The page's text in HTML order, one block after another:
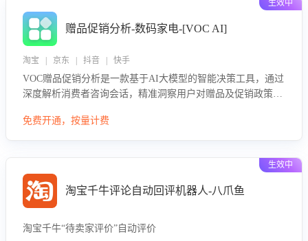
生效中
赠品促销分析-数码家电-[VOC AI]
淘宝 | 京东 | 抖音 | 快手
VOC赠品促销分析是一款基于AI大模型的智能决策工具，通过
深度解析消费者咨询会话，精准洞察用户对赠品及促销政策的
求，帮助企业制定个性化赠品组合策略，优化资源投放并淘汰
免费开通，按量计费
生效中
淘宝千牛评论自动回评机器人-八爪鱼
淘宝千牛“待卖家评价”自动评价